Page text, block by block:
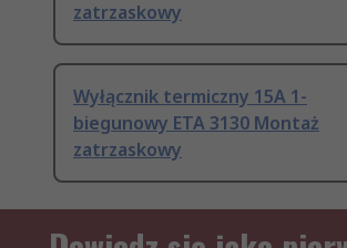
zatrzaskowy
Wyłącznik termiczny 15A 1-
biegunowy ETA 3130 Montaż
zatrzaskowy